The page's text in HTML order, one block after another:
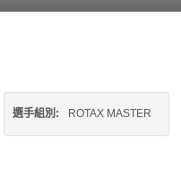
選手組別: ROTAX MASTER